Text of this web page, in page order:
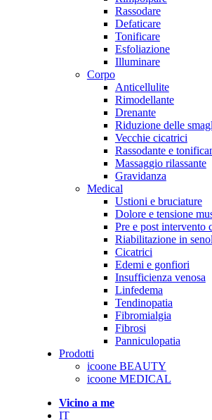
Rassodare
Defaticare
Tonificare
Esfoliazione
Illuminare
Corpo
Anticellulite
Rimodellante
Drenante
Riduzione delle
Vecchie cicatrici
Rassodante e
Massaggio rilassante
Gravidanza
Medical
Ustioni e bruciature
Dolore e tensione
Pre e post intervento
Riabilitazione in
Cicatrici
Edemi e gonfiori
Insufficienza venosa
Linfedema
Tendinopatia
Fibromialgia
Fibrosi
Panniculopatia
Prodotti
icoone BEAUTY
icoone MEDICAL
Vicino a me
IT